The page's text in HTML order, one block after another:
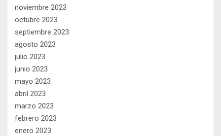
noviembre 2023
octubre 2023
septiembre 2023
agosto 2023
julio 2023
junio 2023
mayo 2023
abril 2023
marzo 2023
febrero 2023
enero 2023